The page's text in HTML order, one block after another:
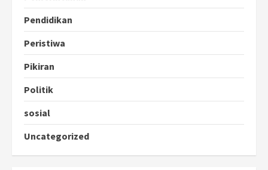
Pendidikan
Peristiwa
Pikiran
Politik
sosial
Uncategorized